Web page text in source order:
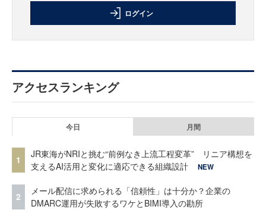
ログイン
アクセスランキング
今日 月間
1
JR東海がNRIと挑む“前例なき上流工程変革” リニア構想を
支えるAI活用と変化に適応できる組織設計
NEW
2
メール配信に求められる「信頼性」は十分か？企業の
DMARC運用が失敗するワケとBIMI導入の勘所